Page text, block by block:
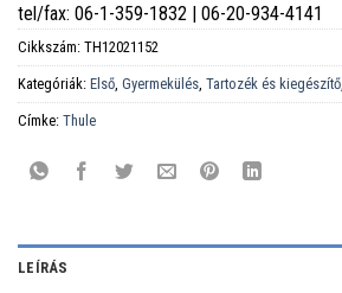
tel/fax: 06-1-359-1832 | 06-20-934-4141
Cikkszám: TH12021152
Kategóriák: Első Gyermekülés Tartozék és kiegészítő
Címke: Thule
LEÍRÁS